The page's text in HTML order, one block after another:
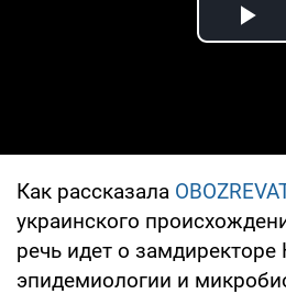
Как рассказала
украинского
речь идет о
эпидемиологии и